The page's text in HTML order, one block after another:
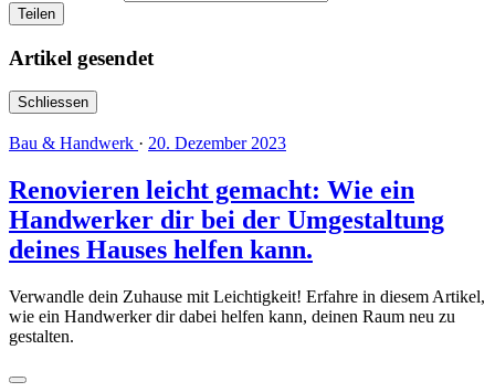
Teilen
Artikel gesendet
Schliessen
Bau & Handwerk · 20. Dezember 2023
Renovieren leicht gemacht: Wie ein
Handwerker dir bei der Umgestaltung
deines Hauses helfen kann.
Verwandle dein Zuhause mit Leichtigkeit! Erfahre in diesem Artikel,
wie ein Handwerker dir dabei helfen kann, deinen Raum neu zu
gestalten.